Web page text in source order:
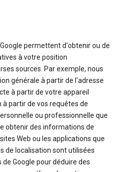
permettent d'obtenir ou de
à votre position
sources. Par exemple, nous
générale à partir de l'adresse
à partir de votre appareil
partir de vos requêtes de
ou professionnelle que
obtenir des informations de
Web ou les applications que
de localisation sont utilisées
Google pour déduire des